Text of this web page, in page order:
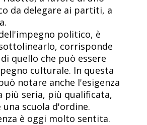
da delegare ai partiti, a
politico, è
corrisponde
quello che può essere
culturale. In questa
notare anche l'esigenza
più seria, più qualificata,
una scuola d'ordine.
è oggi molto sentita.